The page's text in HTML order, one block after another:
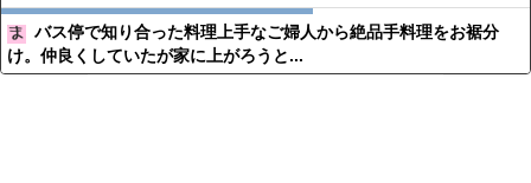
バス停で知り合った料理上手なご婦人から絶品手料理をお裾分
け。仲良くしていたが家に上がろうと...